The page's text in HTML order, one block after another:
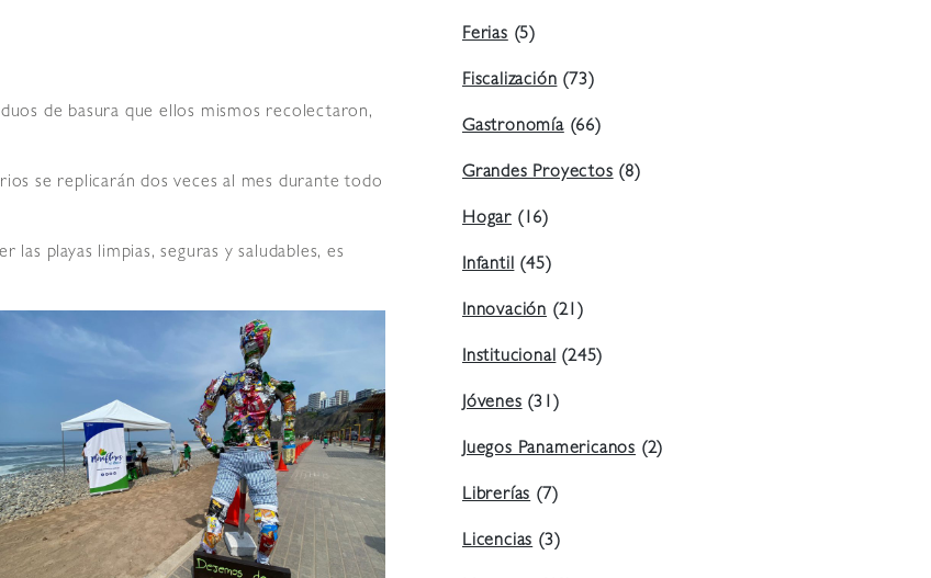
de basura que ellos mismos recolectaron,
se replicarán dos veces al mes durante todo
playas limpias, seguras y saludables, es
Ferias(5)
Fiscalización(73)
Gastronomía(66)
Grandes Proyectos(8)
Hogar (16)
Infantil(45)
Innovación (21)
Institucional(245)
Jóvenes(31)
Juegos Panamericanos (2)
Librerías(7)
Licencias(3)